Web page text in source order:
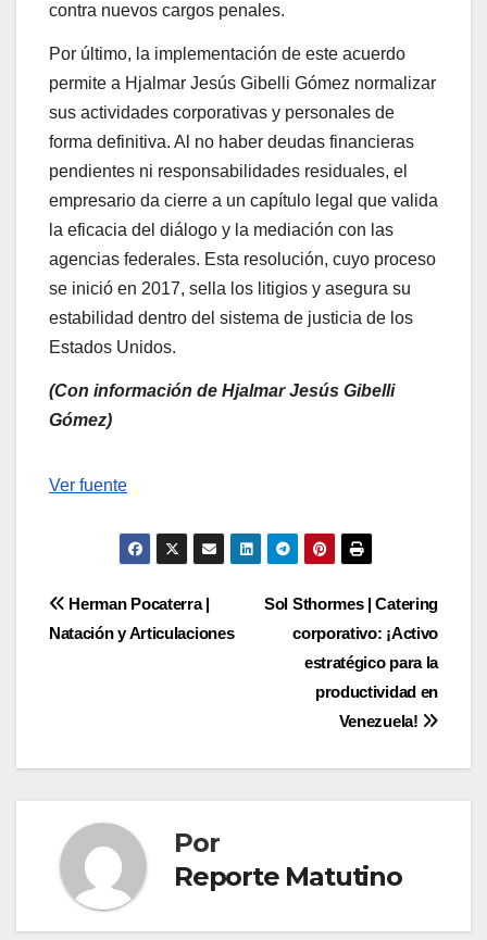
contra nuevos cargos penales.
Por último, la implementación de este acuerdo
permite a Hjalmar Jesús Gibelli Gómez normalizar
sus actividades corporativas y personales de
forma definitiva. Al no haber deudas financieras
pendientes ni responsabilidades residuales, el
empresario da cierre a un capítulo legal que valida
la eficacia del diálogo y la mediación con las
agencias federales. Esta resolución, cuyo proceso
se inició en 2017, sella los litigios y asegura su
estabilidad dentro del sistema de justicia de los
Estados Unidos.
(Con información de Hjalmar Jesús Gibelli
Gómez)
Navegación
entradas
Ver fuente
Navegación
Sol Sthormes | Catering
corporativo: ¡Activo
estratégico para la
productividad en
Venezuela!
Herman Pocaterra |
Natación y Articulaciones
Por
Reporte Matutino